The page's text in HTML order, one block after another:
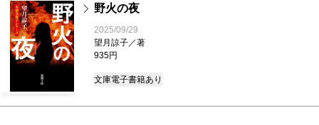
野火の夜
2025/09/29
望月諒子／著
935円
文庫電子書籍あり